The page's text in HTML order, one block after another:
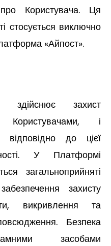
Користувача. Ця
стосується виключно
«Айпост».
здійснює захист
Користувачами, і
до цієї
У Платформі
загальноприйняті
захисту
викривлення та
Безпека
засобами